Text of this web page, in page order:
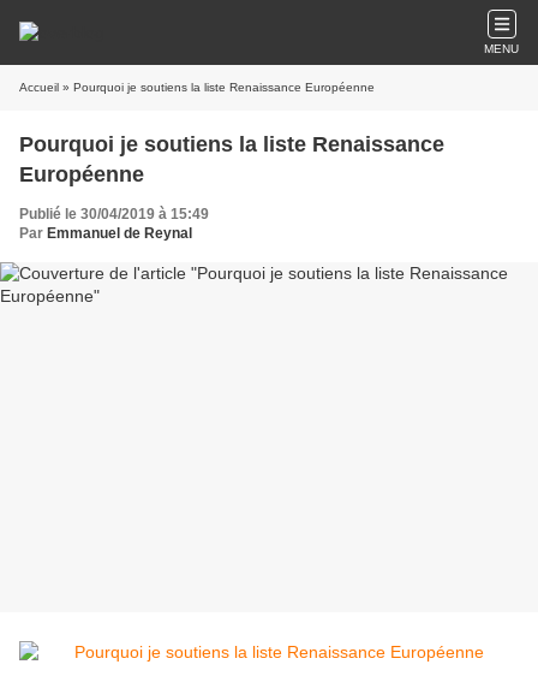
MENU
Accueil » Pourquoi je soutiens la liste Renaissance Européenne
Pourquoi je soutiens la liste Renaissance
Européenne
Publié le 30/04/2019 à 15:49
Par Emmanuel de Reynal